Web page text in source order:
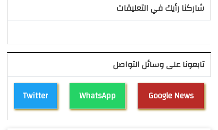
شاركنا رأيك في التعليقات
تابعونا على وسائل التواصل
Twitter WhatsApp Google News